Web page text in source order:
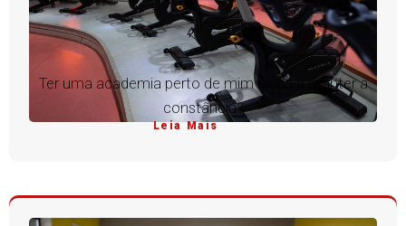
Ter uma academia perto de mim ajuda a manter a
constância?
Leia Mais